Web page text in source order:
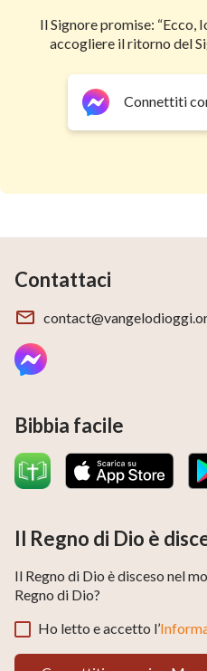
Il Signore promise: “Ecco,
accogliere il ritorno del
Connettiti
Contattaci
Bibbia facile
Il Regno di Dio è
Il Regno di Dio è disceso nel
Regno di Dio?
Ho letto e accetto l’